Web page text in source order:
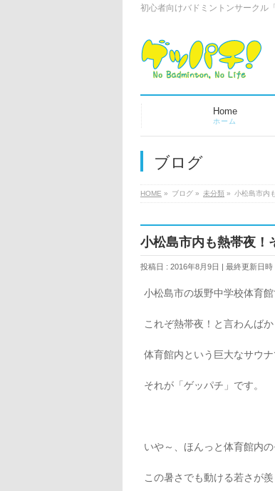
初心者向けバドミントンサークル
Home
ホーム
ブログ
HOME » ブログ » 未分類 » 小松島市内
小松島市内も熱帯夜！
投稿日 : 2016年8月9日 最終更新日時
小松島市の坂野中学校体育
これぞ熱帯夜！と言わんば
体育館内という巨大なサウ
それが「ゲッパチ」です。
いや～、ほんっと体育館内
この暑さでも動ける若さが羨